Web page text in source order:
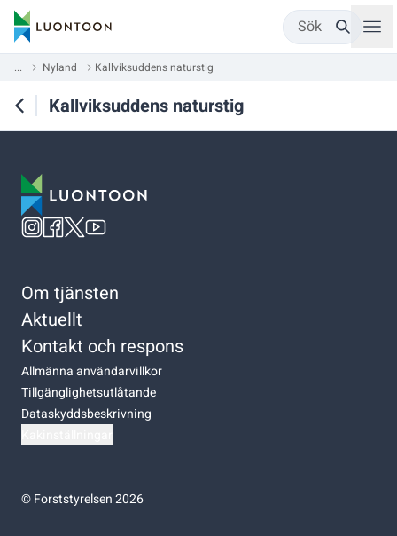
Sök
... Nyland Kallviksuddens naturstig
Kallviksuddens naturstig
Om tjänsten
Aktuellt
Kontakt och respons
Allmänna användarvillkor
Tillgänglighetsutlåtande
Dataskyddsbeskrivning
©Forststyrelsen 2026